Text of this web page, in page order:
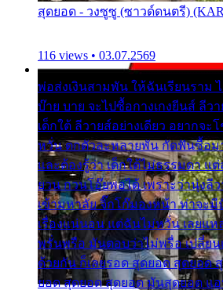
สุดยอด - วงซูซู (ซาวด์ดนตรี)
116 views • 03.07.2569
พ่อส่งเงินสามพัน ให้ฉันเรียนราม
บ๊าย บาย จะไปซื้อกางเกงยีนส์ ลีวา
เด็กใต้ ลีวายส์อย่างเดียว อยากจะ
หวั่น ตกตัวละหลายพัน กัดฟันซื้อม
และต้องรู้ว่า เด็กใต้ไม่ธรรมดา แต่
ยวน กวนโอ๊ยพอได้ เพราะว่านุ่งลี
เข้ามหาลัย จิ๊กโก๊มองหน้า ท่าจะ
เรื่องแน่นอน แต่ฉันไม่หวั่น เลยแ
พรั่นพรือ มันตอบว่าไม่พรื่อ เปลี่ยน
ด้วยกัน ก็เลยรอด สุดยอด สุดยอด
ยอด สุดยอด สุดยอด มันสุดยอด แ